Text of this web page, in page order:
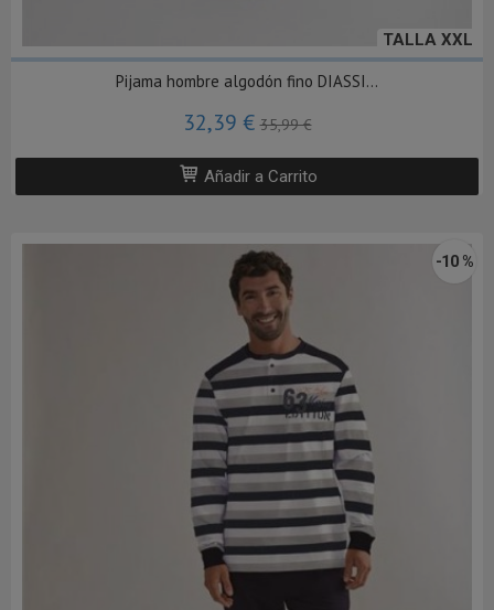
TALLA XXL
Pijama hombre algodón fino DIASSI...
32,39 €35,99 €
Añadir a Carrito
-10 %